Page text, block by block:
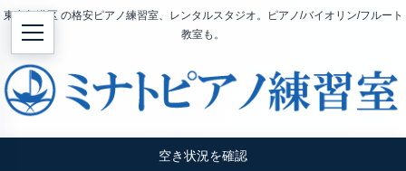
東京都港区 の格安ピアノ練習室、レンタルスタジオ。ピアノ/バイオリン/フルート
教室も。
空き状況を確認